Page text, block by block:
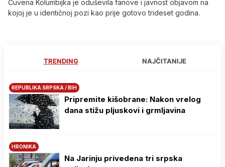
Čuvena Kolumbijka je oduševila fanove i javnost objavom na
kojoj je u identičnoj pozi kao prije gotovo trideset godina.
TRENDING NAJČITANIJE
REPUBLIKA SRPSKA / BIH
Pripremite kišobrane: Nakon vrelog
dana stižu pljuskovi i grmljavina
HRONIKA
Na Јarinju privedena tri srpska